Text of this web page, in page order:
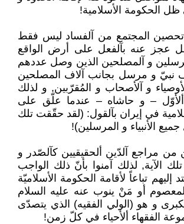
ظل الحكومة الأسلامية!
تحصين المجتمع من آلفساد ليس فقط
عجز عنه بآلفعل على أرض الواقع
و آلمصلحين الذين وصل عددهم
من 124 ألف نبيّ و مرسل بجانب آلاف المصلحين
و آلأصحاب و المُقرّبين, و لذلك
– و حاشاه – عندما علّق على
في إيران بآلقول: (لقد حقّقت تلك
الأنبياء و المرسلين)!
من مراجع آلدّين ألحقيقيين كآلصّدر و
الآية, لذلك آمنوا بأنّ ذلك الواجب
إليهم تباعاً لأقامة الحكومة الأسلاميّة
أو مَنْ ينوب عنه عليه السلام
و هو (الولي الفقيه) الذي يتصدّى
الفقهاء ألأحياء في كلّ زمن!